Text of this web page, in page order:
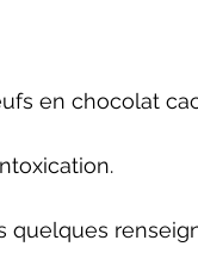
en chocolat
y a risque
quelques